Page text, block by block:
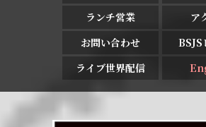
ランチ営業
ア
お問い合わせ
BSJS
ライブ世界配信